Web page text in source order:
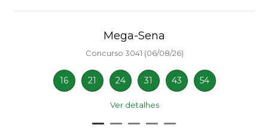
Mega-Sena
Concurso 3041 (06/08/26)
16 21 24 31 43 54
Ver detalhes